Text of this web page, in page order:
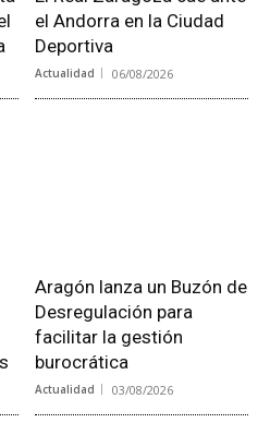
el Andorra en la Ciudad
Deportiva
Actualidad 06/08/2026
Aragón lanza un Buzón de
Desregulación para
facilitar la gestión
burocrática
Actualidad 03/08/2026